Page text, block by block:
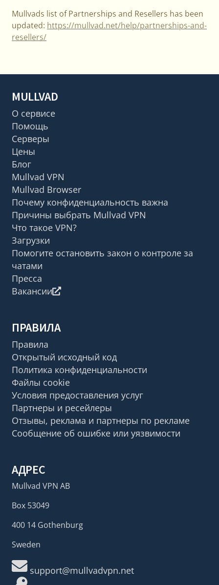
Mullvads list of Partnerships and Resellers has been
updated: https://mullvad.net/help/partnerships-and-
resellers/
MULLVAD
О сервисе
Помощь
Серверы
Цены
Блог
Mullvad VPN
Mullvad Browser
Почему конфиденциальность важна
Причины выбрать Mullvad VPN
Что такое VPN?
Загрузки
Помогите остановить закон о контроле за
чатами
Пресса
Вакансии
ПРАВИЛА
Правила
Открытый исходный код
Политика конфиденциальности
Файлы cookie
Условия предоставления услуг
Партнеры и ресейлеры
Отзывы, реклама и партнеры по рекламе
Сообщение об ошибке или уязвимости
АДРЕС
Mullvad VPN AB
Box 53049
400 14 Gothenburg
Sweden
support@mullvadvpn.net